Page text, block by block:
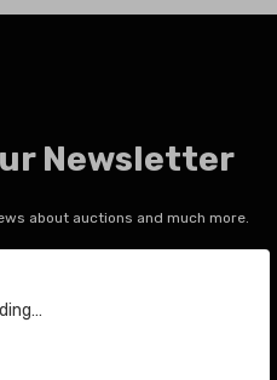
Newsletter
about auctions and much more.